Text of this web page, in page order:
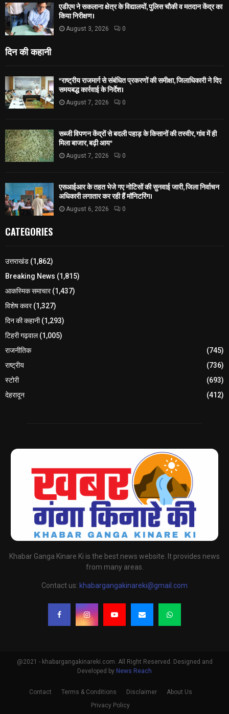
एडीएम ने सकलाना क्षेत्र के विद्यालयों, पुलिस चौकी व मतदान केंद्र का
किया निरीक्षण।
August 3, 2026 0
दिन की कहानी
*राष्ट्रीय राजमार्ग से संबंधित प्रकरणों की समीक्षा, जिलाधिकारी ने दिए
समयबद्ध कार्रवाई के निर्देश।
August 7, 2026 0
सब्जी विपणन केंद्रों से बदली पहाड़ के किसानों की तस्वीर, गांव में ही
मिला बाजार, बढ़ी आय*
August 7, 2026 0
एसआईआर के तहत भेजे गए नोटिसों की सुनवाई जारी, जिला निर्वाचन
अधिकारी लगातार कर रही हैं मॉनिटरिंग।
August 6, 2026 0
CATEGORIES
उत्तराखंड (1,862)
Breaking News (1,815)
आकस्मिक समाचार(1,437)
विशेष कवर(1,327)
दिन की कहानी(1,293)
टिहरी गढ़वाल(1,005)
राजनीतिक
(745)
राष्ट्रीय
(736)
स्टोरी
(693)
देहरादून
(412)
Khabar Ganga Kinare Ki is the best news website. It provides news
from many areas.
Contact us: khabargangakinareki@gmail.com
@2021 - khabargangakinareki.com. All Right Reserved. Designed and
Developed by News Reach
Contact Terms & Conditions Disclaimer
About Us
Privacy Policy